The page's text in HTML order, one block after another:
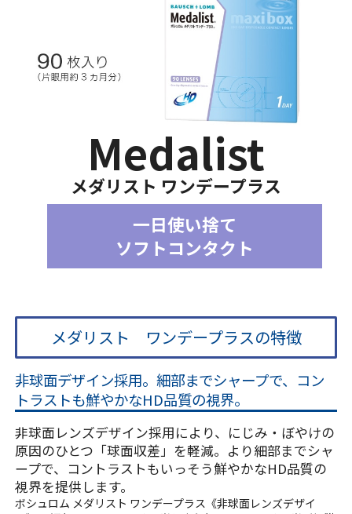
Medalist
メダリスト ワンデープラス
一日使い捨て
ソフトコンタクト
メダリスト ワンデープラスの特徴
非球面デザイン採用。細部までシャープで、コン
トラストも鮮やかなHD品質の視界。
非球面レンズデザイン採用により、にじみ・ぼやけの
原因のひとつ「球面収差」を軽減。より細部までシャ
ープで、コントラストもいっそう鮮やかなHD品質の
視界を提供します。
ボシュロム メダリスト ワンデープラス《非球面レンズデザイ